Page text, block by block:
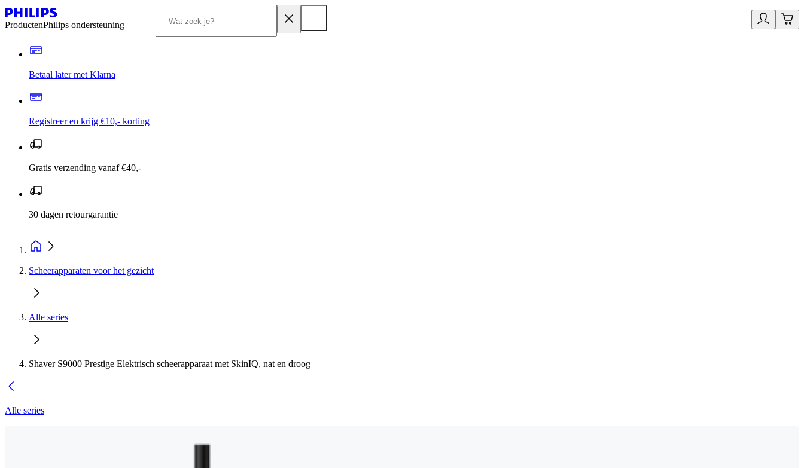
ProductenPhilips ondersteuning
Betaal later met Klarna
Registreer en krijg €10,- korting
Gratis verzending vanaf €40,-
30 dagen retourgarantie
Scheerapparaten voor het gezicht
Alle series
Shaver S9000 Prestige Elektrisch scheerapparaat met SkinIQ, nat en droog
Alle series